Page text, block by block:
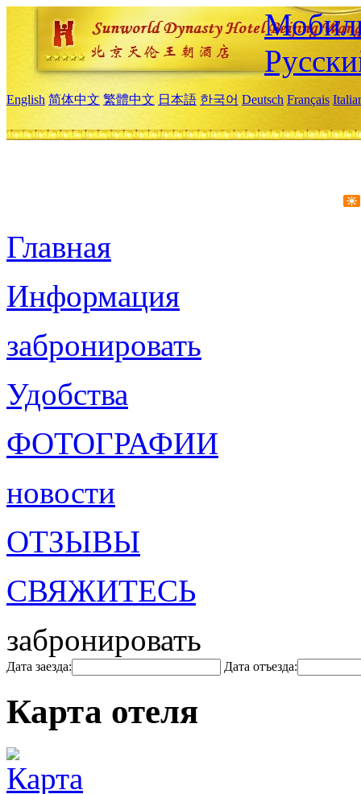
English 简体中文 繁體中文 日本語 한국어 Deutsch Français
Главная
Информация
забронировать
Удобства
ФОТОГРАФИИ
новости
ОТЗЫВЫ
СВЯЖИТЕСЬ
забронировать
Дата заезда: Дата отъезда:
Карта отеля